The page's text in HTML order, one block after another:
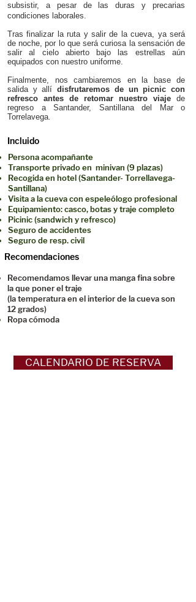
subsistir, a pesar de las duras y precarias
condiciones laborales.
Tras finalizar la ruta y salir de la cueva, ya será
de noche, por lo que será curiosa la sensación de
salir al cielo abierto bajo las estrellas aún
equipados con nuestro uniforme.
Finalmente, nos cambiaremos en la base de
salida y allídisfrutaremos de un picnic con
refresco antes de retomar nuestro viaje de
regreso a Santander, Santillana del Mar o
Torrelavega
Incluido
Persona acompañante
Transporte privado en minivan (9 plazas)
Recogida en hotel (Santander- Torrellavega-
Santillana)
Visita a la cueva con espeleólogo profesional
Equipamiento: casco, botas y traje completo
Picinic (sandwich y refresco)
Seguro de accidentes
Seguro de resp. civil
Recomendaciones
Recomendamos llevar una manga fina sobre
la que poner el traje
(la temperatura en el interior de la cueva son
12 grados)
Ropa cómoda
CALENDARIO DE RESERVA